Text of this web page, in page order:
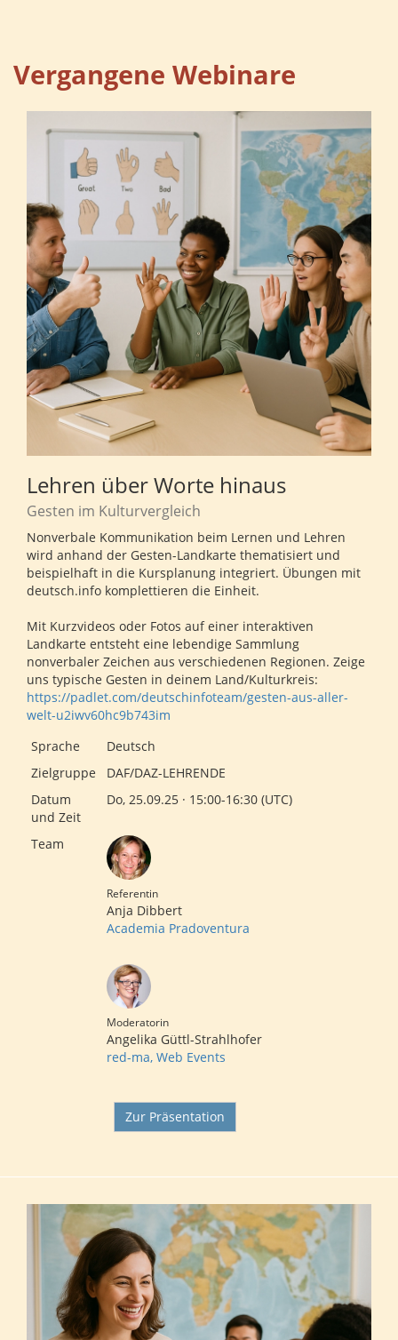
Vergangene Webinare
Lehren über Worte hinaus
Gesten im Kulturvergleich
Nonverbale Kommunikation beim Lernen und Lehren
wird anhand der Gesten-Landkarte thematisiert und
beispielhaft in die Kursplanung integriert. Übungen mit
deutsch.info komplettieren die Einheit.
Mit Kurzvideos oder Fotos auf einer interaktiven
Landkarte entsteht eine lebendige Sammlung
nonverbaler Zeichen aus verschiedenen Regionen. Zeige
uns typische Gesten in deinem Land/Kulturkreis:
https://padlet.com/deutschinfoteam/gesten-aus-aller-
welt-u2iwv60hc9b743im
Sprache
Deutsch
Zielgruppe
DAF/DAZ-LEHRENDE
Datum
und Zeit
Do, 25.09.25 · 15:00-16:30 (UTC)
Team
Referentin
Anja Dibbert
Academia Pradoventura
Moderatorin
Angelika Güttl-Strahlhofer
red-ma, Web Events
Zur Präsentation